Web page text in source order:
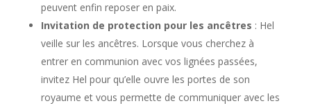
peuvent enfin reposer en paix.
Invitation de protection pour les ancêtres : Hel
veille sur les ancêtres. Lorsque vous cherchez à
entrer en communion avec vos lignées passées,
invitez Hel pour qu’elle ouvre les portes de son
royaume et vous permette de communiquer avec les